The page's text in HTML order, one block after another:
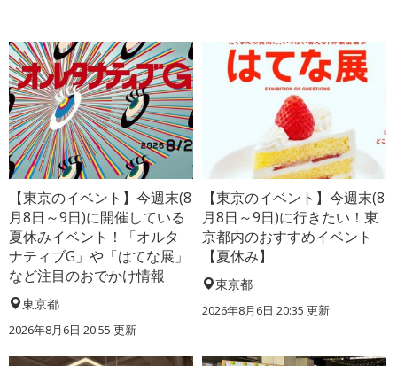
【東京のイベント】今週末(8
月8日～9日)に開催している
夏休みイベント！「オルタ
ナティブG」や「はてな展」
など注目のおでかけ情報
東京都
2026年8月6日 20:55 更新
【東京のイベント】今週末(8
月8日～9日)に行きたい！東
京都内のおすすめイベント
【夏休み】
東京都
2026年8月6日 20:35 更新